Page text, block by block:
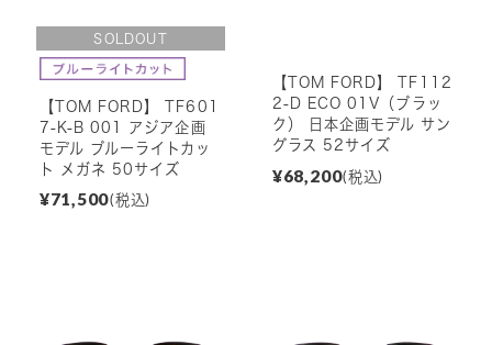
【TOM FORD】 TF601
7-K-B 001 アジア企画
モデル ブルーライトカッ
ト メガネ 50サイズ
¥71,500(税込)
【TOM FORD】 TF112
2-D ECO 01V（ブラッ
ク） 日本企画モデル サン
グラス 52サイズ
¥68,200(税込)